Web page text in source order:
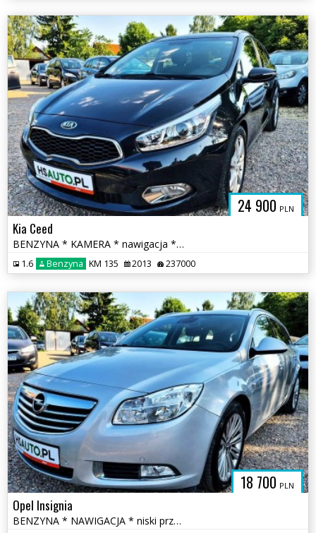
24 900 PLN
Kia Ceed
BENZYNA * KAMERA * nawigacja * atrakcyjny wygląd * OKAZJA
1.6 Benzyna KM 135 2013 237000
18 700 PLN
Opel Insignia
BENZYNA * NAWIGACJA * niski przebieg * super * okazja * ASO Opel